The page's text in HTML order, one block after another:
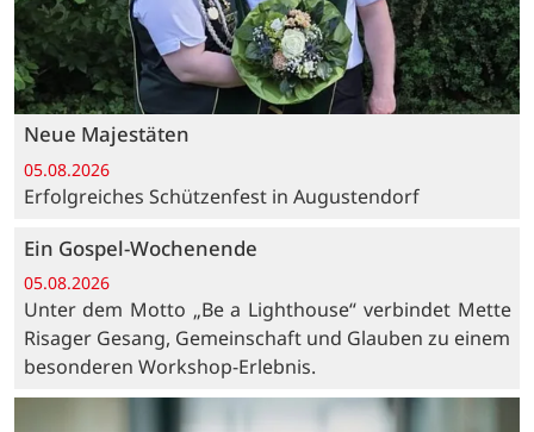
Neue Majestäten
05.08.2026
Erfolgreiches Schützenfest in Augustendorf
Ein Gospel-Wochenende
05.08.2026
Unter dem Motto „Be a Lighthouse“ verbindet Mette
Risager Gesang, Gemeinschaft und Glauben zu einem
besonderen Workshop-Erlebnis.